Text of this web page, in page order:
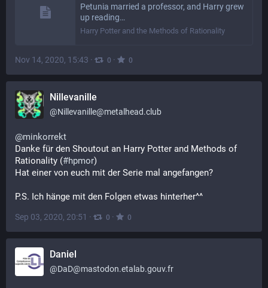
Petunia married a professor, and Harry grew
up reading…
Harry Potter and the Methods of Rationality
Nov 14, 2020, 15:43 · 0 · 0
Nillevanille
@Nillevanille@metalhead.club
@minkorrekt
Danke für den Shoutout an Harry Potter and Methods of
Rationality (#hpmor)
Hat einer von euch mit der Serie mal angefangen?
P.S. Ich hänge mit den Folgen etwas hinterher^^
Sep 03, 2020, 20:51 · 0 · 0
Daniel
@DaD@mastodon.etalab.gouv.fr